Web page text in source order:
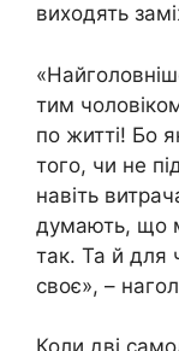
виходять
тим
по житті! Бо
того, чи не
навіть
думають, що
так. Та й для
своє», –